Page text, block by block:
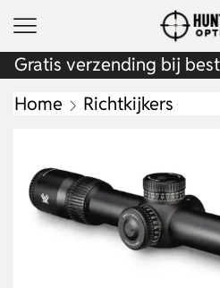
Gratis verzending bij
Home
Richtkijkers